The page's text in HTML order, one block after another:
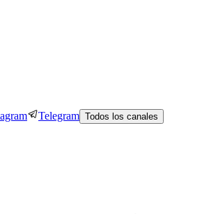
Telegram Todos los canales